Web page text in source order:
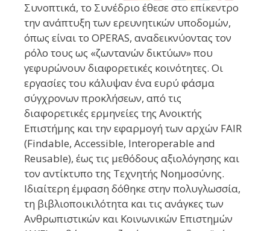
Συνοπτικά, το Συνέδριο έθεσε στο επίκεντρο
την ανάπτυξη των ερευνητικών υποδομών,
όπως είναι το OPERAS, αναδεικνύοντας τον
ρόλο τους ως «ζωντανών δικτύων» που
γεφυρώνουν διαφορετικές κοινότητες. Οι
εργασίες του κάλυψαν ένα ευρύ φάσμα
σύγχρονων προκλήσεων, από τις
διαφορετικές ερμηνείες της Ανοικτής
Επιστήμης και την εφαρμογή των αρχών FAIR
(Findable, Accessible, Interoperable and
Reusable), έως τις μεθόδους αξιολόγησης και
τον αντίκτυπο της Τεχνητής Νοημοσύνης.
Ιδιαίτερη έμφαση δόθηκε στην πολυγλωσσία,
τη βιβλιοποικιλότητα και τις ανάγκες των
Ανθρωπιστικών και Κοινωνικών Επιστημών